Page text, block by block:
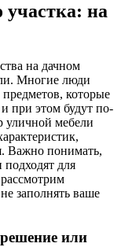
участка: на
на дачном
Многие люди
которые
при этом будут по-
уличной мебели
Важно понимать,
для
заполнять ваше
или